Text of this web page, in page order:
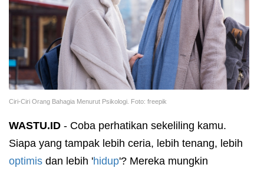
Ciri-Ciri Orang Bahagia Menurut Psikologi. Foto: freepik
WASTU.ID - Coba perhatikan sekeliling kamu.
Siapa yang tampak lebih ceria, lebih tenang, lebih
optimis dan lebih 'hidup'? Mereka mungkin